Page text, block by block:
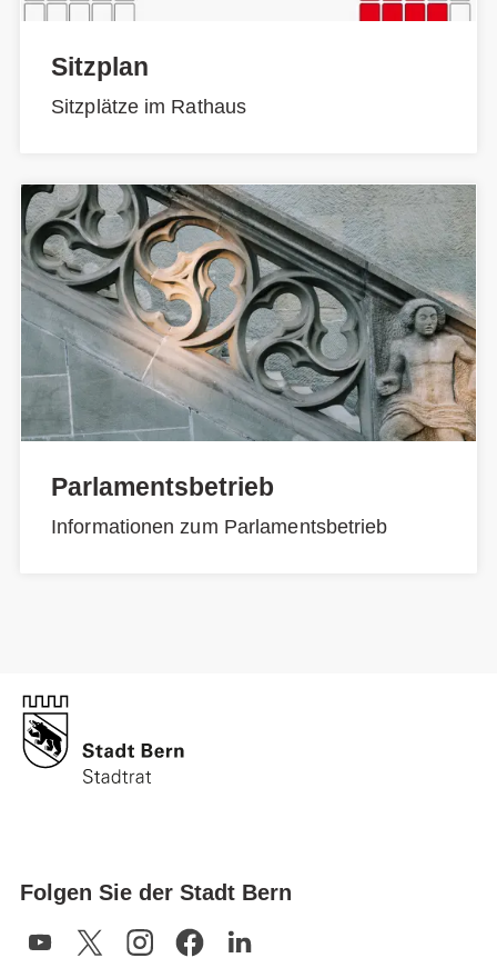
Sitzplan
Sitzplätze im Rathaus
Parlamentsbetrieb
Informationen zum Parlamentsbetrieb
Folgen Sie der Stadt Bern